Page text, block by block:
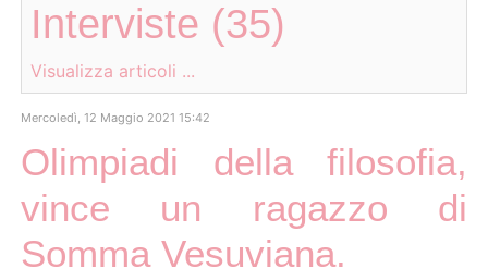
Interviste (35)
Visualizza articoli ...
Mercoledì, 12 Maggio 2021 15:42
Olimpiadi della filosofia,
vince un ragazzo di
Somma Vesuviana.